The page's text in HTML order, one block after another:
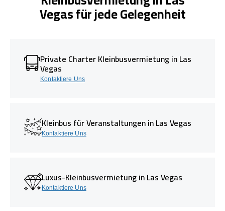
Vegas für jede Gelegenheit
Private Charter Kleinbusvermietung in Las
Vegas
Kontaktiere Uns
Kleinbus für Veranstaltungen in Las Vegas
Kontaktiere Uns
Luxus-Kleinbusvermietung in Las Vegas
Kontaktiere Uns